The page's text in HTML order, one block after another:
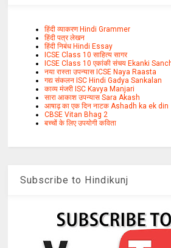
हिंदी व्याकरण Hindi Grammer
हिंदी पत्र लेखन
हिंदी निबंध Hindi Essay
ICSE Class 10 साहित्य सागर
ICSE Class 10 एकांकी संचय Ekanki
नया रास्ता उपन्यास ICSE Naya Raasta
गद्य संकलन ISC Hindi Gadya Sankalan
काव्य मंजरी ISC Kavya Manjari
सारा आकाश उपन्यास Sara Akash
आषाढ़ का एक दिन नाटक Ashadh ka ek din
CBSE Vitan Bhag 2
बच्चों के लिए उपयोगी कविता
Subscribe to Hindikunj